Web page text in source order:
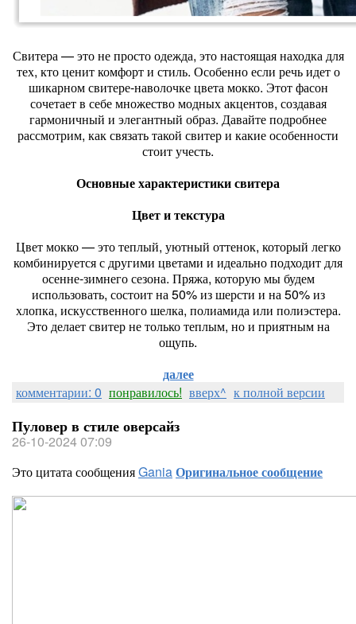
Свитера — это не просто одежда, это настоящая находка для
тех, кто ценит комфорт и стиль. Особенно если речь идет о
шикарном свитере-наволочке цвета мокко. Этот фасон
сочетает в себе множество модных акцентов, создавая
гармоничный и элегантный образ. Давайте подробнее
рассмотрим, как связать такой свитер и какие особенности
стоит учесть.
Основные характеристики свитера
Цвет и текстура
Цвет мокко — это теплый, уютный оттенок, который легко
комбинируется с другими цветами и идеально подходит для
осенне-зимнего сезона. Пряжа, которую мы будем
использовать, состоит на 50% из шерсти и на 50% из
хлопка, искусственного шелка, полиамида или полиэстера.
Это делает свитер не только теплым, но и приятным на
ощупь.
далее
комментарии: 0 понравилось! вверх^ к полной версии
Пуловер в стиле оверсайз
26-10-2024 07:09
Это цитата сообщенияGaniaОригинальное сообщение